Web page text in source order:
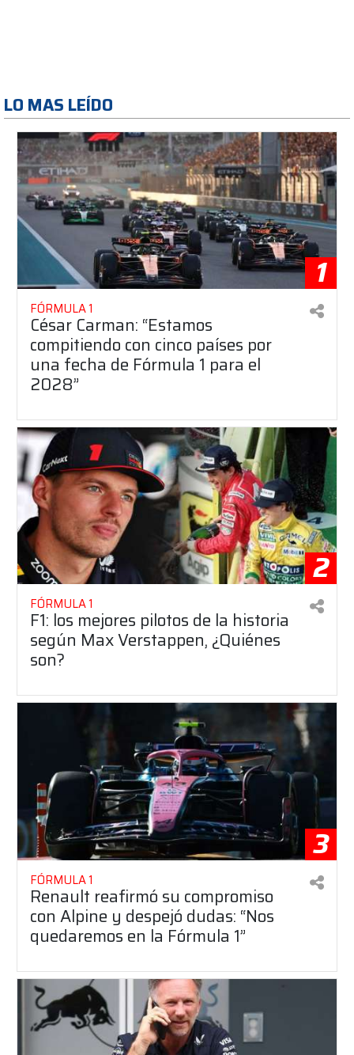
LO MAS LEÍDO
1
FÓRMULA 1
César Carman: “Estamos
compitiendo con cinco países por
una fecha de Fórmula 1 para el
2028”
2
FÓRMULA 1
F1: los mejores pilotos de la historia
según Max Verstappen, ¿Quiénes
son?
3
FÓRMULA 1
Renault reafirmó su compromiso
con Alpine y despejó dudas: “Nos
quedaremos en la Fórmula 1”